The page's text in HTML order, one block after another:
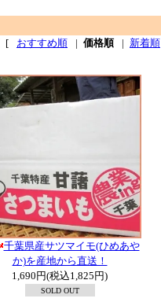
[ おすすめ順 | 価格順 | 新着順
千葉県産サツマイモ(ひめあや
か)を産地から直送！
1,690円(税込1,825円)
SOLD OUT